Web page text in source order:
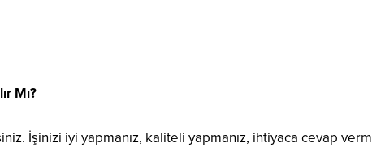
Mı?
İşinizi iyi yapmanız, kaliteli yapmanız, ihtiyaca cevap